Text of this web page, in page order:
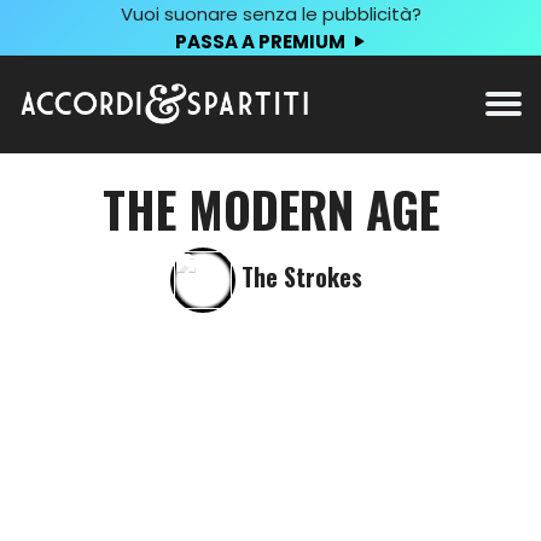
Vuoi suonare senza le pubblicità?
PASSA A PREMIUM
THE MODERN AGE
The Strokes